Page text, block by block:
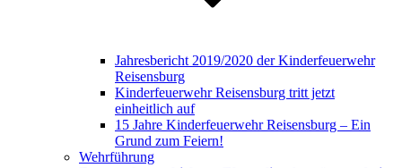
Jahresbericht 2019/2020 der Kinderfeuerwehr
Reisensburg
Kinderfeuerwehr Reisensburg tritt jetzt
einheitlich auf
15 Jahre Kinderfeuerwehr Reisensburg – Ein
Grund zum Feiern!
Wehrführung